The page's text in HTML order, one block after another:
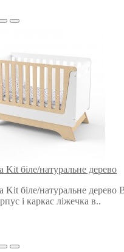
Kit біле/натуральне дерево
Kit біле/натуральне дерево
і каркас ліжечка в..